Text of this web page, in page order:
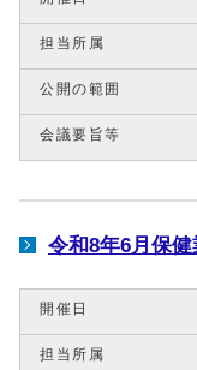
担当所属
公開の範囲
会議要旨等
令和8年6月保
開催日
担当所属